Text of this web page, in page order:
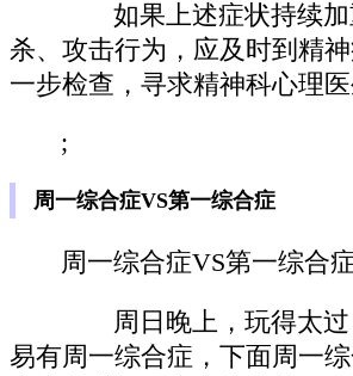
如果上述症状持续加
杀、攻击行为，应及时到精
一步检查，寻求精神科心理医
;
周一综合症VS第一综合症
周一综合症VS第一综合
周日晚上，玩得太过
易有周一综合症，下面周一